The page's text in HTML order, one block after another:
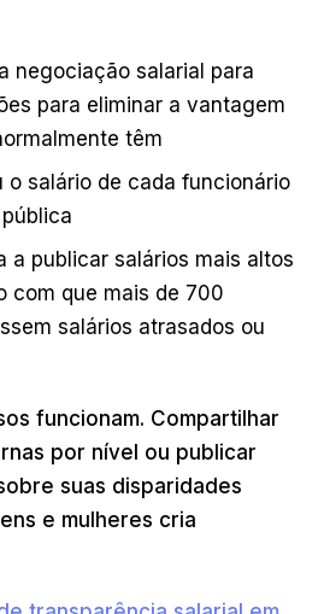
negociação salarial para
para eliminar a vantagem
têm
o salário de cada funcionário
a publicar salários mais altos
com que mais de 700
salários atrasados ou
funcionam. Compartilhar
por nível ou publicar
suas disparidades
e mulheres cria